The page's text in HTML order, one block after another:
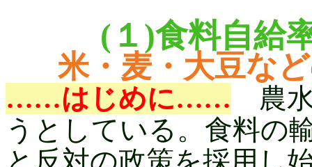
(１)食料自給
米・麦・大豆な
……はじめに…… 農水
うとしている。食料の